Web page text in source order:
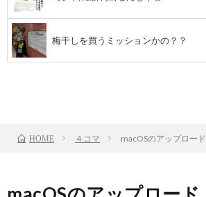
梅干しを買うミッションかの？？
HOME ４コマ macOSのアップロード